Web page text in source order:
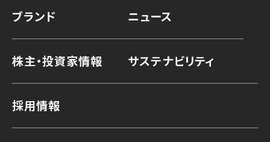
ブランド ニュース
株主・投資家情報 サステナビリティ
採用情報